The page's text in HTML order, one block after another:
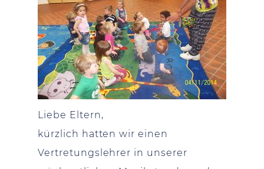
Liebe Eltern,
kürzlich hatten wir einen
Vertretungslehrer in unserer